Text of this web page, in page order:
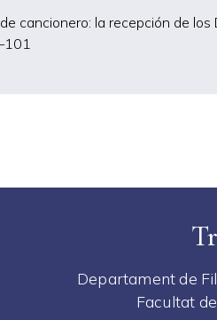
cancionero: la recepción de
101
Departament de
Facultat